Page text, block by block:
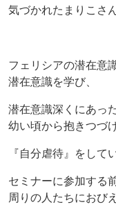
気づかれたまりこさん
フェリシアの潜在意
潜在意識を学び、
潜在意識深くにあっ
幼い頃から抱きつづ
『自分虐待』をして
セミナーに参加する
周りの人たちにおび